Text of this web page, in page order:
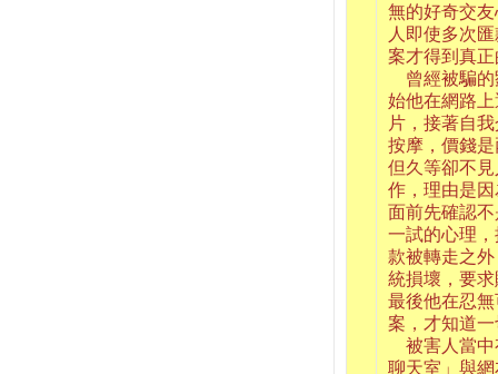
無的好奇交
人即使多次
案才得到真
曾經被騙的
始他在網路
片，接著自
按摩，價錢
但久等卻不
作，理由是
面前先確認
一試的心理
款被轉走之
統損壞，要
最後他在忍
案，才知道
被害人當中
聊天室」與